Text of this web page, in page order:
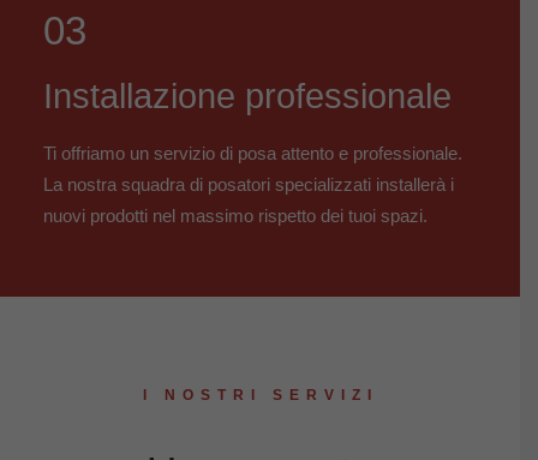
03
Installazione professionale
Ti offriamo un servizio di posa attento e professionale.
La nostra squadra di posatori specializzati installerà i
nuovi prodotti nel massimo rispetto dei tuoi spazi.
I NOSTRI SERVIZI